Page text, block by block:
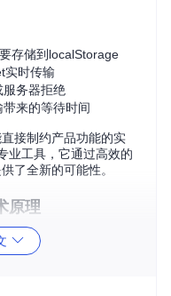
存储到localStorage
实时传输
服务器拒绝
来的等待时间
接制约产品功能的实
业工具，它通过高效的
了全新的可能性。
原理